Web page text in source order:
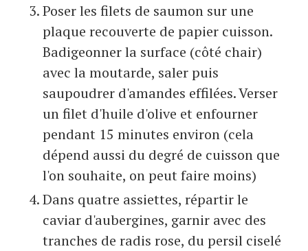
Poser les filets de saumon sur une
plaque recouverte de papier cuisson.
Badigeonner la surface (côté chair)
avec la moutarde, saler puis
saupoudrer d'amandes effilées. Verser
un filet d'huile d'olive et enfourner
pendant 15 minutes environ (cela
dépend aussi du degré de cuisson que
l'on souhaite, on peut faire moins)
Dans quatre assiettes, répartir le
caviar d'aubergines, garnir avec des
tranches de radis rose, du persil ciselé